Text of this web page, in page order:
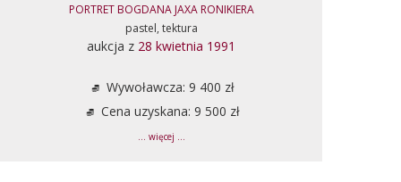
PORTRET BOGDANA JAXA RONIKIERA
pastel, tektura
aukcja z 28 kwietnia 1991
Wywoławcza: 9 400 zł
Cena uzyskana: 9 500 zł
... więcej ...